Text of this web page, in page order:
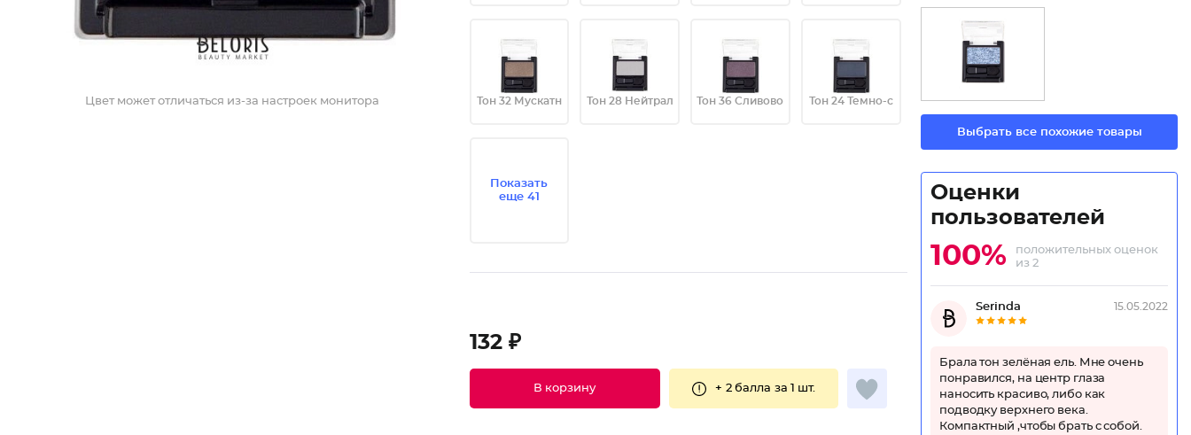
Цвет может отличаться из-за настроек монитора Тон 32 Мускатн Тон 28 Нейтрал Тон 36 Сливово Тон 24 Темно-с
Показать
еще 41
132 ₽
В корзину + 2 балла за 1 шт.
Выбрать все похожие товары
Оценки
пользователей
100%
положительных оценок
из 2
Serinda 15.05.2022
Брала тон зелёная ель. Мне очень
понравился, на центр глаза
наносить красиво, либо как
подводку верхнего века.
Компактный ,чтобы брать с собой.